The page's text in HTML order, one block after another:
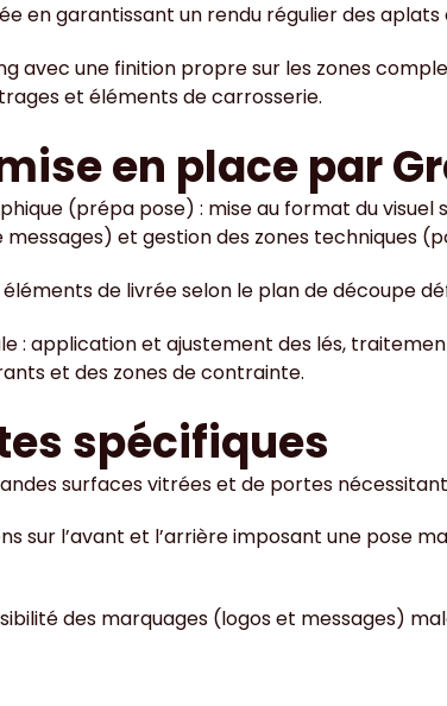
en garantissant un rendu régulier des
avec une finition propre sur les zones
et éléments de carrosserie.
en place par
(prépa pose) : mise au format du visuel
messages) et gestion des zones techniques
de livrée selon le plan de découpe
: application et ajustement des lés,
et des zones de contrainte.
spécifiques
surfaces vitrées et de portes
sur l’avant et l’arrière imposant une pose
des marquages (logos et messages)